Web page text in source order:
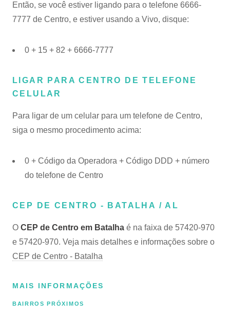
Então, se você estiver ligando para o telefone 6666-
7777 de Centro, e estiver usando a Vivo, disque:
0 + 15 + 82 + 6666-7777
LIGAR PARA CENTRO DE TELEFONE
CELULAR
Para ligar de um celular para um telefone de Centro,
siga o mesmo procedimento acima:
0 + Código da Operadora + Código DDD + número
do telefone de Centro
CEP DE CENTRO - BATALHA / AL
O CEP de Centro em Batalha é na faixa de 57420-970
e 57420-970. Veja mais detalhes e informações sobre o
CEP de Centro - Batalha
MAIS INFORMAÇÕES
BAIRROS PRÓXIMOS